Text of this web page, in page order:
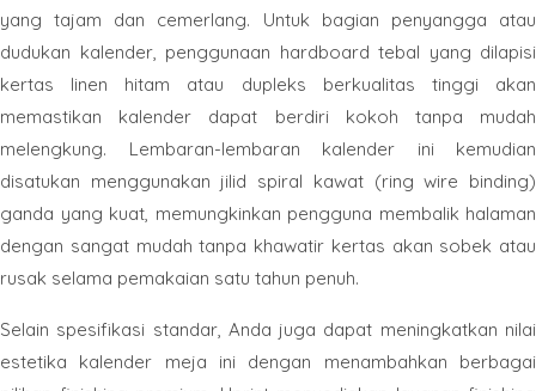
yang tajam dan cemerlang. Untuk bagian penyangga atau
dudukan kalender, penggunaan hardboard tebal yang dilapisi
kertas linen hitam atau dupleks berkualitas tinggi akan
memastikan kalender dapat berdiri kokoh tanpa mudah
melengkung. Lembaran-lembaran kalender ini kemudian
disatukan menggunakan jilid spiral kawat (ring wire binding)
ganda yang kuat, memungkinkan pengguna membalik halaman
dengan sangat mudah tanpa khawatir kertas akan sobek atau
rusak selama pemakaian satu tahun penuh.
Selain spesifikasi standar, Anda juga dapat meningkatkan nilai
estetika kalender meja ini dengan menambahkan berbagai